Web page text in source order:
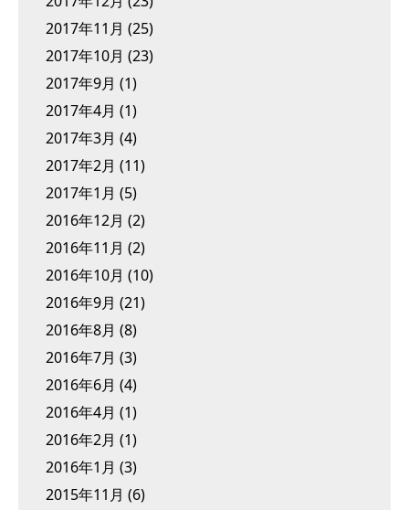
2017年11月 (25)
2017年10月 (23)
2017年9月 (1)
2017年4月 (1)
2017年3月 (4)
2017年2月 (11)
2017年1月 (5)
2016年12月 (2)
2016年11月 (2)
2016年10月 (10)
2016年9月 (21)
2016年8月 (8)
2016年7月 (3)
2016年6月 (4)
2016年4月 (1)
2016年2月 (1)
2016年1月 (3)
2015年11月 (6)